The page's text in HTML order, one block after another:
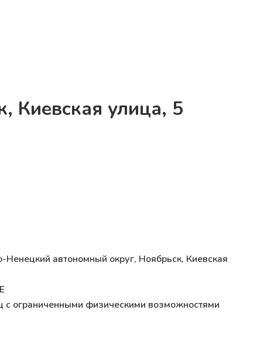
Киевская улица, 5
автономный округ, Ноябрьск, Киевская
с ограниченными физическими возможностями